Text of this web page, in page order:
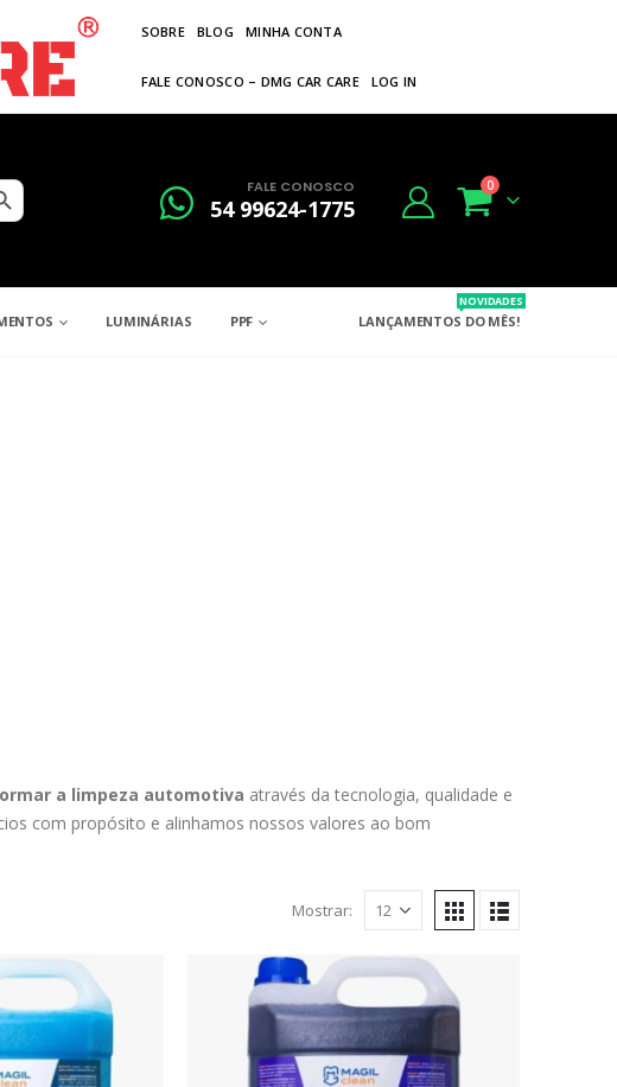
SOBRE BLOG MINHA CONTA
FALE CONOSCO – DMG CAR CARE LOG IN
FALE CONOSCO
54 99624-1775
0
LUMINÁRIAS PPF LANÇAMENTOS DO MÊS!
NOVIDADES
a limpeza automotiva através da tecnologia, qualidade e
com propósito e alinhamos nossos valores ao bom
Mostrar: